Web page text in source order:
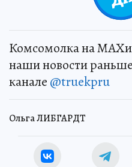
Комсомолка на
наши новости
канале @truekpru
Ольга ЛИБГАРДТ